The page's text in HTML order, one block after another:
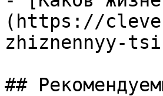
(https://
zhiznennyy-
##